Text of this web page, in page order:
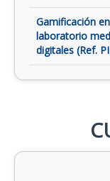
Gamificación
laboratorio
digitales (Ref.